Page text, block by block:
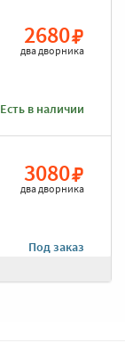
2680
два дворника
Есть в наличии
3080
два дворника
Под заказ